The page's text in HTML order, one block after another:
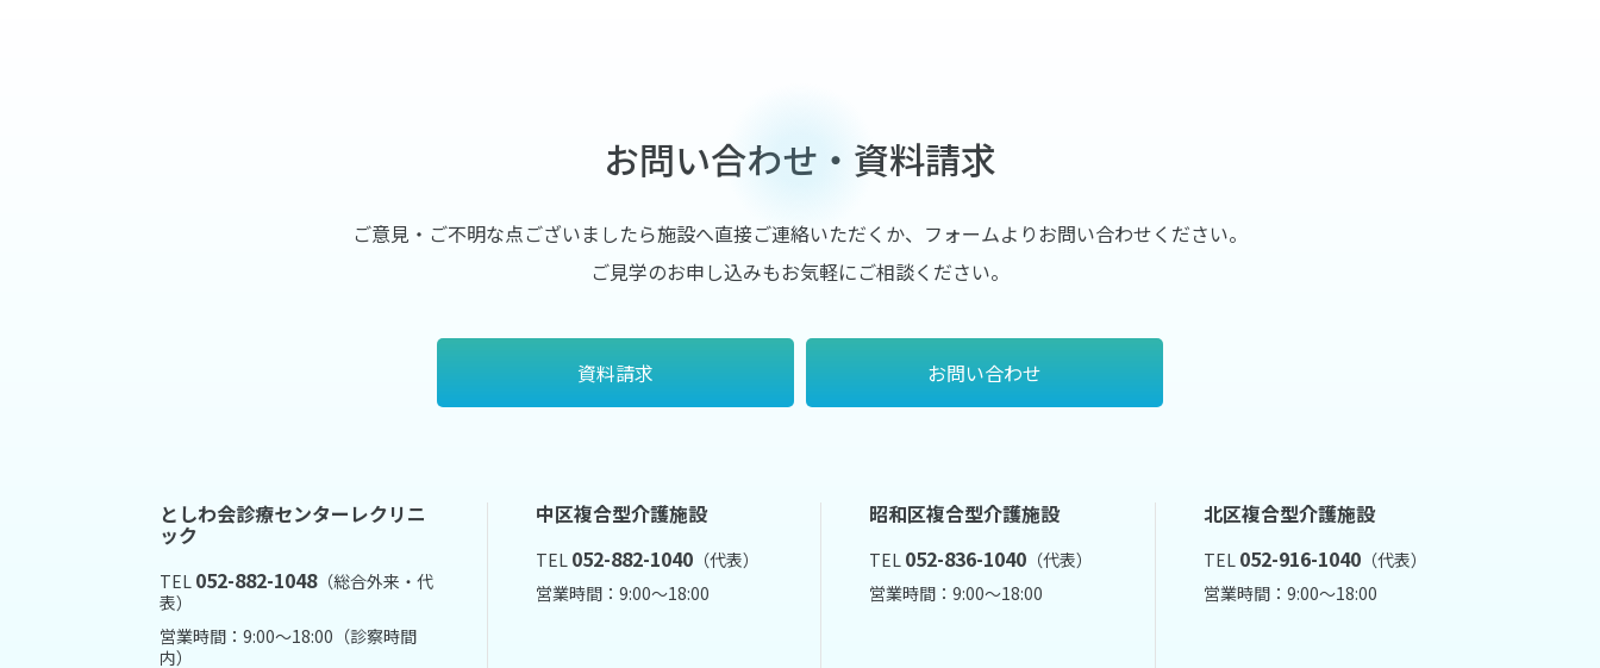
お問い合わせ・資料請求
ご意見・ご不明な点ございましたら施設へ直接ご連絡いただくか、フォームよりお問い合わせください。
ご見学のお申し込みもお気軽にご相談ください。
資料請求 お問い合わせ
としわ会診療センターレクリニ
ック
TEL 052-882-1048（総合外来・代
表）
営業時間：9:00～18:00（診察時間
内）
中区複合型介護施設
TEL 052-882-1040 （代表）
営業時間：9:00～18:00
昭和区複合型介護施設
TEL 052-836-1040 （代表）
営業時間：9:00～18:00
北区複合型介護施設
TEL 052-916-1040（代表）
営業時間：9:00～18:00